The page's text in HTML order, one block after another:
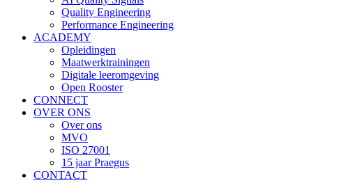
Quality Engineering
Performance Engineering
ACADEMY
Opleidingen
Maatwerktrainingen
Digitale leeromgeving
Open Rooster
CONNECT
OVER ONS
Over ons
MVO
ISO 27001
15 jaar Praegus
CONTACT